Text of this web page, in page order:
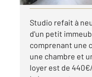
Studio refait à
d'un petit
comprenant une
une chambre et
loyer est de